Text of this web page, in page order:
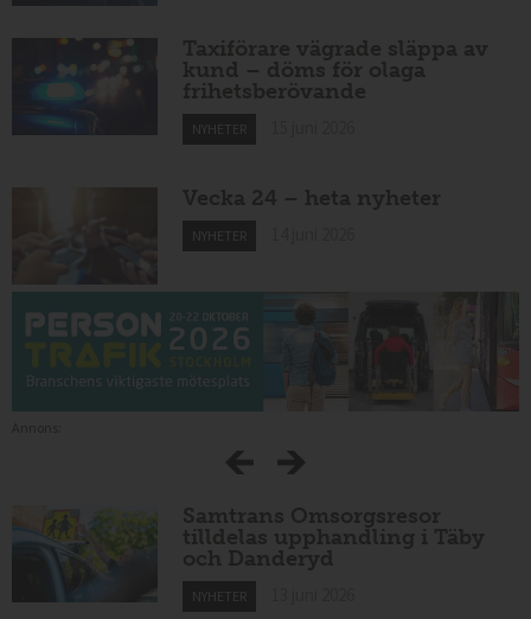
Taxiförare vägrade släppa av
kund – döms för olaga
frihetsberövande
NYHETER
Vecka 24 – heta nyheter
NYHETER
Samtrans Omsorgsresor
tilldelas upphandling i Täby
och Danderyd
NYHETER